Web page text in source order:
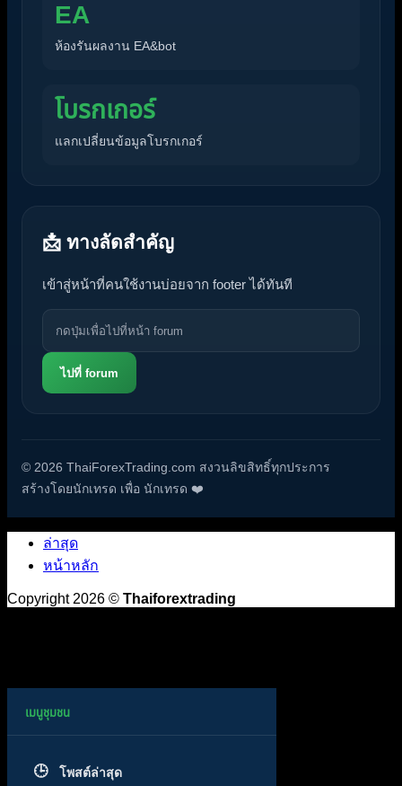
EA
ห้องรันผลงาน EA&bot
โบรกเกอร์
แลกเปลี่ยนข้อมูลโบรกเกอร์
📩 ทางลัดสำคัญ
เข้าสู่หน้าที่คนใช้งานบ่อยจาก footer ได้ทันที
ไปที่ forum
© 2026 ThaiForexTrading.com สงวนลิขสิทธิ์ทุกประการ
สร้างโดยนักเทรด เพื่อ นักเทรด ❤️
ล่าสุด
หน้าหลัก
Copyright 2026 © Thaiforextrading
โพสต์ล่าสุด